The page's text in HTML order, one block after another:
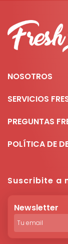
NOSOTROS
SERVICIOS
PREGUNTAS
POLÍTICA DE
Suscribite a
Newsletter